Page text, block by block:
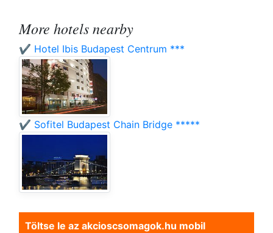
More hotels nearby
✔️ Hotel Ibis Budapest Centrum ***
✔️ Sofitel Budapest Chain Bridge *****
Töltse le az akcioscsomagok.hu mobil